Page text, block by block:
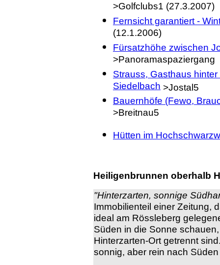
>Golfclubs1 (27.3.2007)
Fernsicht garantiert -
(12.1.2006)
Fürsatzhöhe zwischen
>Panoramaspaziergang
Strauss, Gasthaus
Siedelbach >Jostal5
Bauernhöfe (Fewo,
>Breitnau5
Hütten im
Heiligenbrunnen oberhalb
"Hinterzarten, sonnige
Immobilienteil einer Zeitung,
ideal am Rössleberg
Süden in die Sonne
Hinterzarten-Ort getrennt
sonnig, aber rein nach